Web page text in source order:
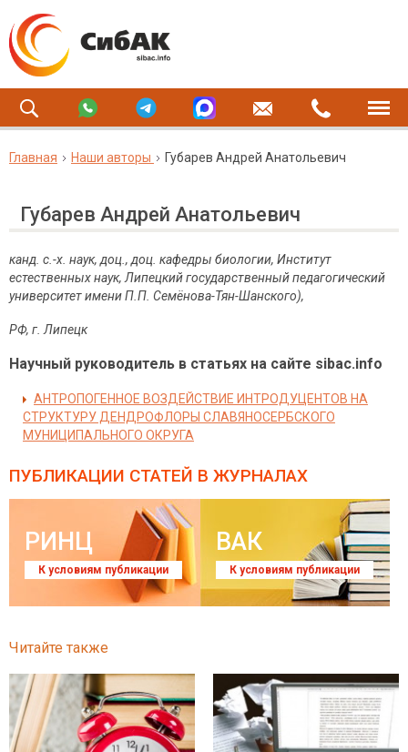
Главная Наши авторы Губарев Андрей Анатольевич
Губарев Андрей Анатольевич
канд. с.-х. наук, доц., доц. кафедры биологии, Институт
естественных наук, Липецкий государственный педагогический
университет имени П.П. Семёнова-Тян-Шанского),
РФ, г. Липецк
Научный руководитель в статьях на сайте sibac.info
АНТРОПОГЕННОЕ ВОЗДЕЙСТВИЕ ИНТРОДУЦЕНТОВ НА
СТРУКТУРУ ДЕНДРОФЛОРЫ СЛАВЯНОСЕРБСКОГО
МУНИЦИПАЛЬНОГО ОКРУГА
ПУБЛИКАЦИИ СТАТЕЙ В ЖУРНАЛАХ
РИНЦ
К условиям публикации
ВАК
К условиям публикации
Читайте также